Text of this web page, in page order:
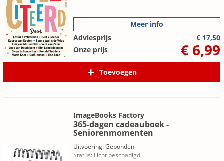
Meer info
Adviesprijs
€ 17,50
Onze prijs
€ 6,99
Toevoegen
ImageBooks Factory
365-dagen cadeauboek -
Seniorenmomenten
Uitvoering: Gebonden
Status: Licht beschadigd